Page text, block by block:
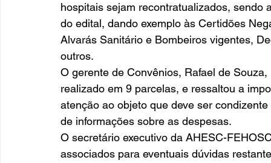
hospitais sejam recontratualizados,
do edital, dando exemplo às Certidões
Alvarás Sanitário e Bombeiros vigentes,
outros.
O gerente de Convênios, Rafael de
realizado em 9 parcelas, e ressaltou a
atenção ao objeto que deve ser
de informações sobre as despesas.
O secretário executivo da AHESC-
associados para eventuais dúvidas